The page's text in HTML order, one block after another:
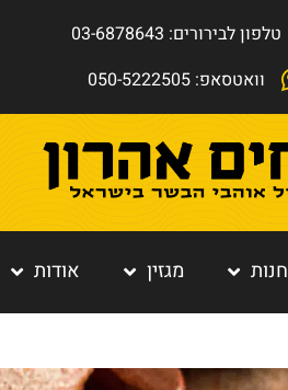
טלפון לבירורים: 03-6878643
וואטסאפ: 050-5222505
חנות מגזין אודות